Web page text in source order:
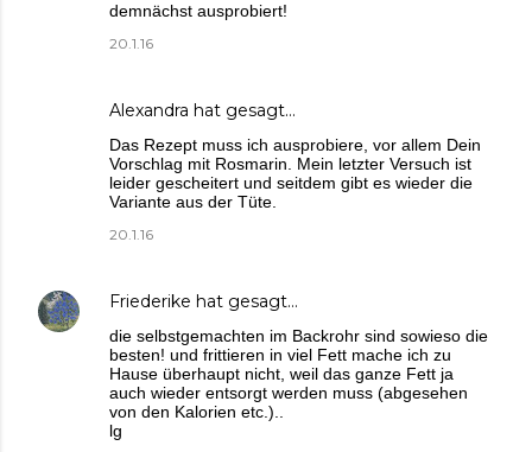
demnächst ausprobiert!
20.1.16
Alexandra hat gesagt…
Das Rezept muss ich ausprobiere, vor allem Dein
Vorschlag mit Rosmarin. Mein letzter Versuch ist
leider gescheitert und seitdem gibt es wieder die
Variante aus der Tüte.
20.1.16
Friederike hat gesagt…
die selbstgemachten im Backrohr sind sowieso die
besten! und frittieren in viel Fett mache ich zu
Hause überhaupt nicht, weil das ganze Fett ja
auch wieder entsorgt werden muss (abgesehen
von den Kalorien etc.)..
lg